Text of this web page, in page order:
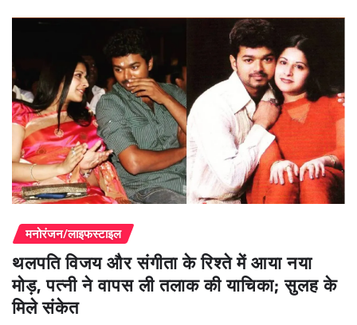
मनोरंजन/लाइफस्टाइल
थलपति विजय और संगीता के रिश्ते में आया नया
मोड़, पत्नी ने वापस ली तलाक की याचिका; सुलह के
मिले संकेत